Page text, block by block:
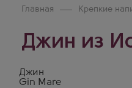
Главная Крепкие
Джин из
Джин
Gin Mare